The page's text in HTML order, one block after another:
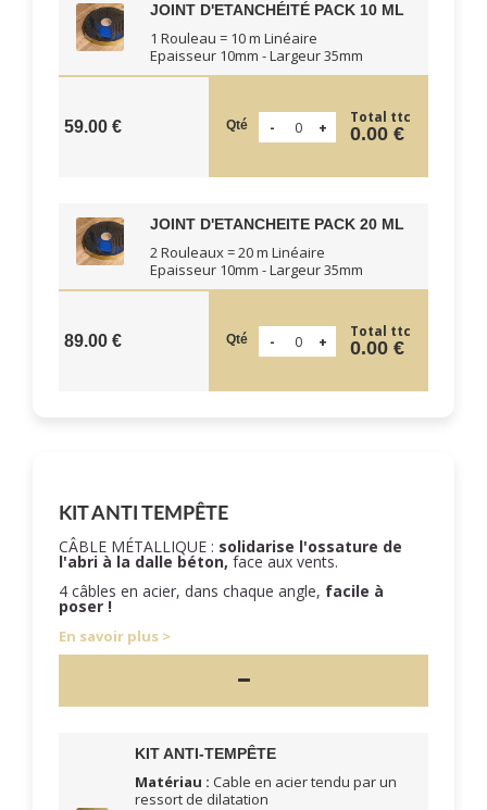
JOINT D'ETANCHÉITÉ PACK 10 ML
1 Rouleau = 10 m Linéaire
Epaisseur 10mm - Largeur 35mm
59.00 € Qté Total ttc
0.00 €
JOINT D'ETANCHEITE PACK 20 ML
2 Rouleaux = 20 m Linéaire
Epaisseur 10mm - Largeur 35mm
89.00 € Qté Total ttc
0.00 €
KIT ANTI TEMPÊTE
CÂBLE MÉTALLIQUE : solidarise l'ossature de
l'abri à la dalle béton, face aux vents.
4 câbles en acier, dans chaque angle, facile à
poser !
En savoir plus
KIT ANTI-TEMPÊTE
Matériau : Cable en acier tendu par un
ressort de dilatation